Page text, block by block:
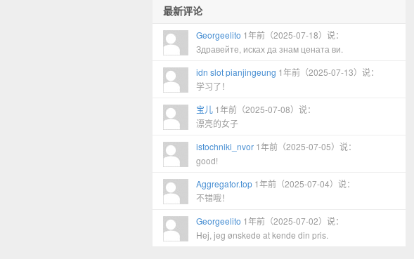
最新评论
Georgeelito 1年前（2025-07-18）说：
Здравейте, исках да знам цената ви.
idn slot pianjingeung 1年前（2025-07-13）说：
学习了！
宝儿 1年前（2025-07-08）说：
漂亮的女子
istochniki_nvor 1年前（2025-07-05）说：
good!
Aggregator.top 1年前（2025-07-04）说：
不错哦！
Georgeelito 1年前（2025-07-02）说：
Hej, jeg ønskede at kende din pris.